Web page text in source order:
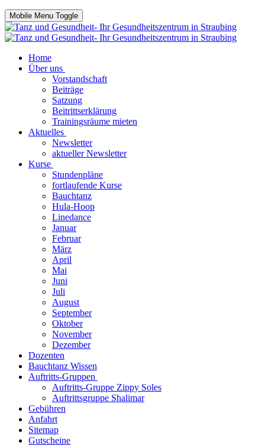
Mobile Menu Toggle
Home
Über uns
Vorstandschaft
Beiträge
Satzung
Beitrittserklärung
Trainingsräume mieten
Aktuelles
Newsletter
aktueller Newsletter
Kurse
Stundenpläne
fortlaufende Kurse
Bauchtanz
Hula-Hoop
Linedance
Januar
Februar
März
April
Mai
Juni
Juli
August
September
Oktober
November
Dezember
Dozenten
Bauchtanz Wissen
Auftritts-Gruppen
Auftritts-Gruppe Zippy Soles
Auftrittsgruppe Shalimar
Gebühren
Anfahrt
Sitemap
Gutscheine